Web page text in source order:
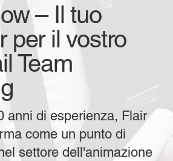
– Il tuo
per il vostro
Team
anni di esperienza, Flair
come un punto di
settore dell'animazione